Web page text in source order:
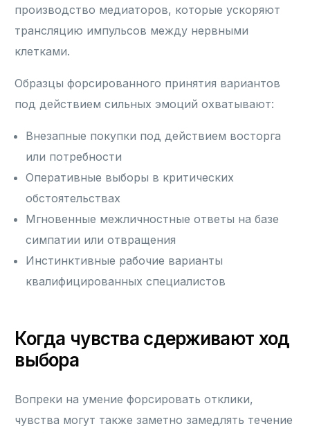
производство медиаторов, которые ускоряют
трансляцию импульсов между нервными
клетками.
Образцы форсированного принятия вариантов
под действием сильных эмоций охватывают:
Внезапные покупки под действием восторга
или потребности
Оперативные выборы в критических
обстоятельствах
Мгновенные межличностные ответы на базе
симпатии или отвращения
Инстинктивные рабочие варианты
квалифицированных специалистов
Когда чувства сдерживают ход
выбора
Вопреки на умение форсировать отклики,
чувства могут также заметно замедлять течение